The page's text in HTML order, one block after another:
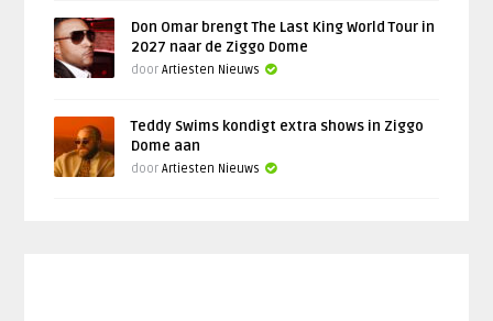
Don Omar brengt The Last King World Tour in
2027 naar de Ziggo Dome
doorArtiesten Nieuws
Teddy Swims kondigt extra shows in Ziggo
Dome aan
doorArtiesten Nieuws